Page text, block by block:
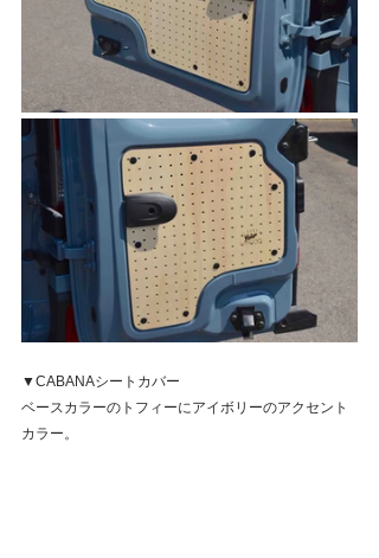
▼CABANAシートカバー
ベースカラーのトフィーにアイボリーのアクセント
カラー。